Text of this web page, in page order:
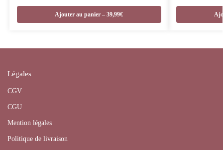
Ajouter au panier – 39,99€
Légales
CGV
CGU
Mention légales
Politique de livraison